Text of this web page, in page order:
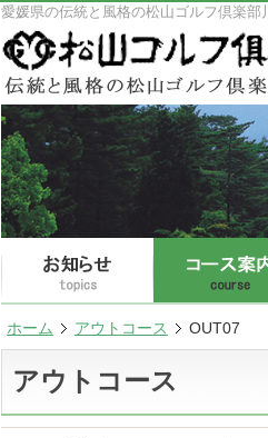
愛媛県の伝統と風格の松山ゴルフ倶楽部
ホーム アウトコース OUT07
アウトコース